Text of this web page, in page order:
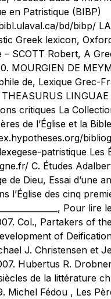
en Patristique (BIBP)
bd/bibp/
Greek lexicon,
– SCOTT Robert, A
MOURGIEN DE
de, Lexique Grec-
THEASURUS
critiques La
de l’Église et la
patristique Les
C. Études
de Dieu, Essai d’une
l’Église des cinq
Pour
Col., Partakers of
of
J. Christensen et
Hubertus R.
de la littérature
Michel Fédou , Les